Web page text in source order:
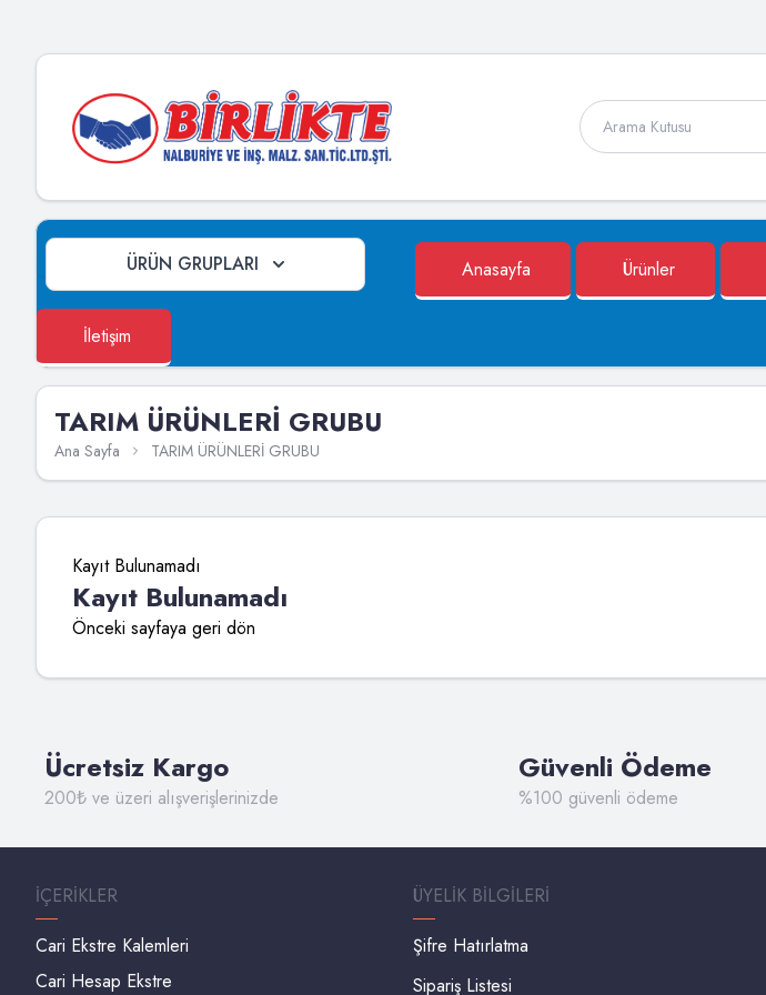
ÜRÜN GRUPLARI Anasayfa Ürünler
İletişim
TARIM ÜRÜNLERİ GRUBU
Ana Sayfa TARIM ÜRÜNLERİ GRUBU
Kayıt Bulunamadı
Kayıt Bulunamadı
Önceki sayfaya geri dön
Ücretsiz Kargo
200₺ ve üzeri alışverişlerinizde
Güvenli Ödeme
%100 güvenli ödeme
İÇERIKLER
Cari Ekstre Kalemleri
Cari Hesap Ekstre
ÜYELIK BILGILERI
Şifre Hatırlatma
Sipariş Listesi